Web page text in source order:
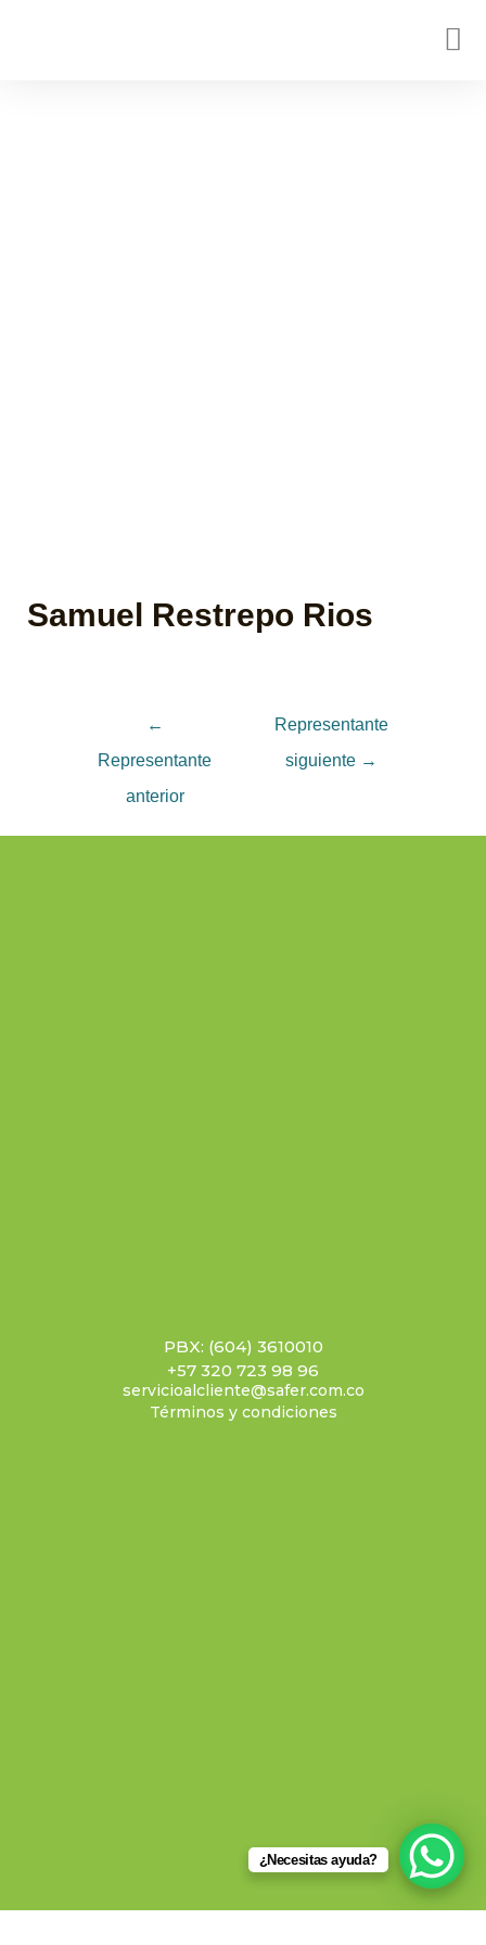
Samuel Restrepo Rios
←
Representante
anterior
Representante
siguiente →
PBX: (604) 3610010
+57 320 723 98 96
servicioalcliente@safer.com.co
Términos y condiciones
¿Necesitas ayuda?